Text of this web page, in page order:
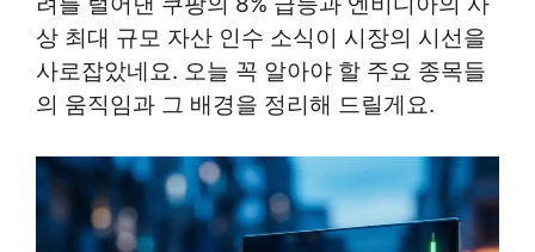
상 최대 규모 자산 인수 소식이 시장의 시선을
사로잡았네요. 오늘 꼭 알아야 할 주요 종목들
의 움직임과 그 배경을 정리해 드릴게요.